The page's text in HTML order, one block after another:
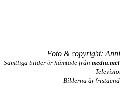
Foto & copyright:
Samtliga bilder är hämtade från
Bilderna är